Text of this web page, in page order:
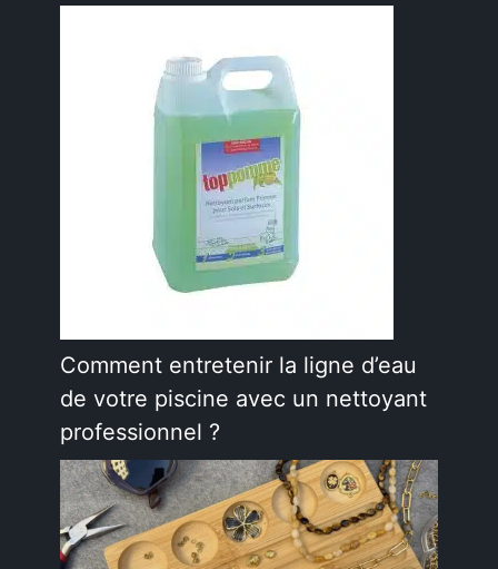
Comment entretenir la ligne d’eau
de votre piscine avec un nettoyant
professionnel ?